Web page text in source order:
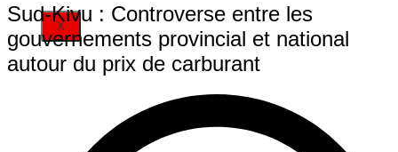
X
Sud-Kivu : Controverse entre les
gouvernements provincial et national
autour du prix de carburant